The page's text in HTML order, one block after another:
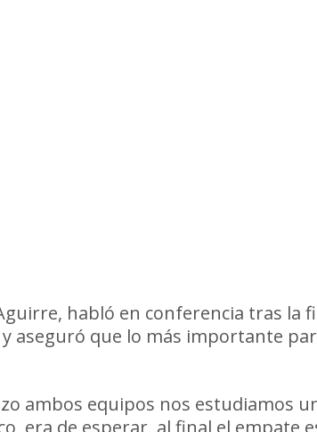
habló en conferencia tras
aseguró que lo más importante
ambos equipos nos estudiamos
era de esperar, al final el empate